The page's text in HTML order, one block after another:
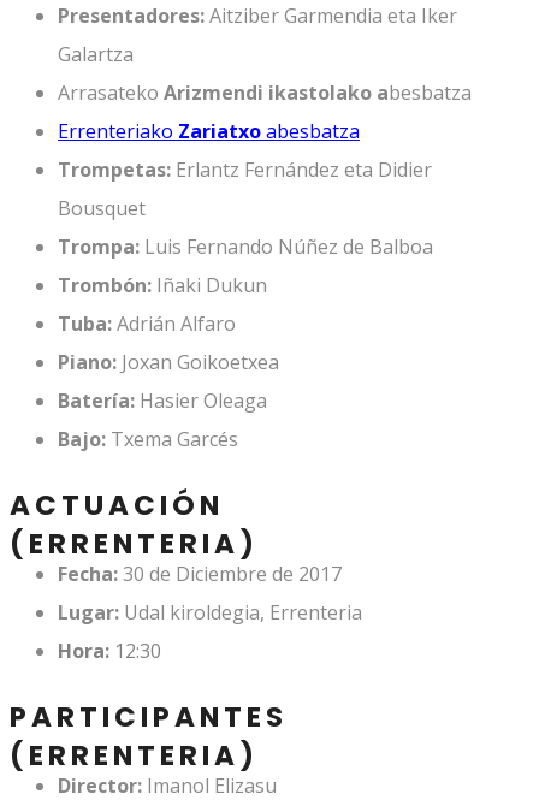
Presentadores:Aitziber Garmendia eta Iker
Galartza
Arrasateko Arizmendi ikastolako abesbatza
Errenteriako Zariatxoabesbatza
Trompetas: Erlantz Fernández eta Didier
Bousquet
Trompa: Luis Fernando Núñez de Balboa
Trombón: Iñaki Dukun
Tuba:Adrián Alfaro
Piano: Joxan Goikoetxea
Batería: Hasier Oleaga
Bajo: Txema Garcés
ACTUACIÓN
(ERRENTERIA)
Fecha:30 de Diciembre de 2017
Lugar: Udal kiroldegia, Errenteria
Hora: 12:30
PARTICIPANTES
(ERRENTERIA)
Director: Imanol Elizasu